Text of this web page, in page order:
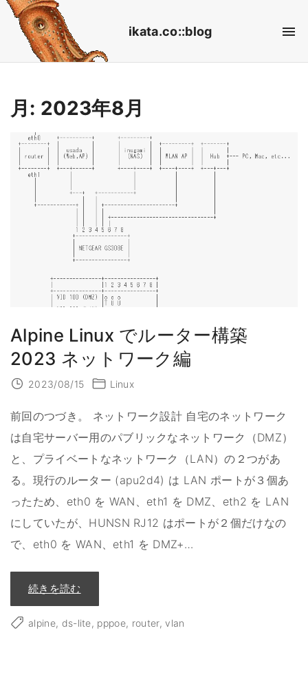
ikata.co::blog
月: 2023年8月
Alpine Linux でルーター構築
2023 ネットワーク編
2023/08/15 Linux
前回のつづき。 ネットワーク設計 自宅のネットワーク
は自宅サーバー用のパブリックなネットワーク（DMZ）
と、プライベートなネットワーク（LAN）の２つがあ
る。現行のルーター (apu2d4) は LAN ポートが３個あ
ったため、eth0 を WAN、eth1 を DMZ、eth2 を LAN
にしていたが、HUNSN RJ12 はポートが２個だけなの
で、eth0 を WAN、eth1 を DMZ+…
続きを読む
A
l
p
i
alpine ds-lite pppoe router vlan